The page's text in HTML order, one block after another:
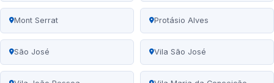
Mont Serrat Protásio Alves
São José Vila São José